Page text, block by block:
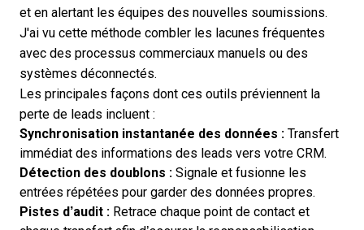
et en alertant les équipes des nouvelles soumissions.
J'ai vu cette méthode combler les lacunes fréquentes
avec des processus commerciaux manuels ou des
systèmes déconnectés.
Les principales façons dont ces outils préviennent la
perte de leads incluent :
Synchronisation instantanée des données : Transfert
immédiat des informations des leads vers votre CRM.
Détection des doublons : Signale et fusionne les
entrées répétées pour garder des données propres.
Pistes d’audit : Retrace chaque point de contact et